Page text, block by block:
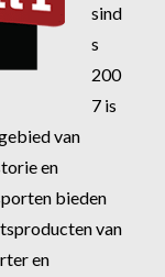
sind
s
200
7 is
van
en
bieden
van
en